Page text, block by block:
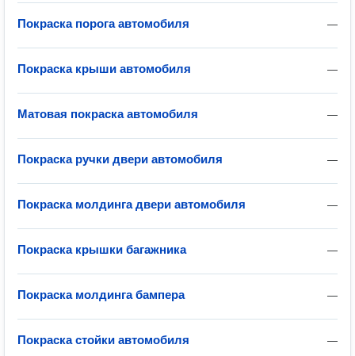
—
Покраска порога автомобиля
—
Покраска крыши автомобиля
—
Матовая покраска автомобиля
—
Покраска ручки двери автомобиля
—
Покраска молдинга двери автомобиля
—
Покраска крышки багажника
—
Покраска молдинга бампера
—
Покраска стойки автомобиля